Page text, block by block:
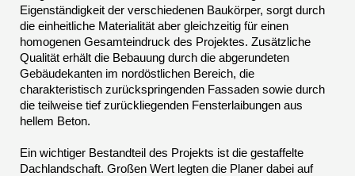
Eigenständigkeit der verschiedenen Baukörper, sorgt durch
die einheitliche Materialität aber gleichzeitig für einen
homogenen Gesamteindruck des Projektes. Zusätzliche
Qualität erhält die Bebauung durch die abgerundeten
Gebäudekanten im nordöstlichen Bereich, die
charakteristisch zurückspringenden Fassaden sowie durch
die teilweise tief zurückliegenden Fensterlaibungen aus
hellem Beton.
Ein wichtiger Bestandteil des Projekts ist die gestaffelte
Dachlandschaft. Großen Wert legten die Planer dabei auf